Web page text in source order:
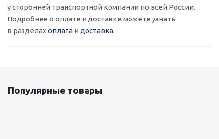
у сторонней транспортной компании по всей России.
Подробнее о оплате и доставке можете узнать
в разделах оплата и доставка.
Популярные товары